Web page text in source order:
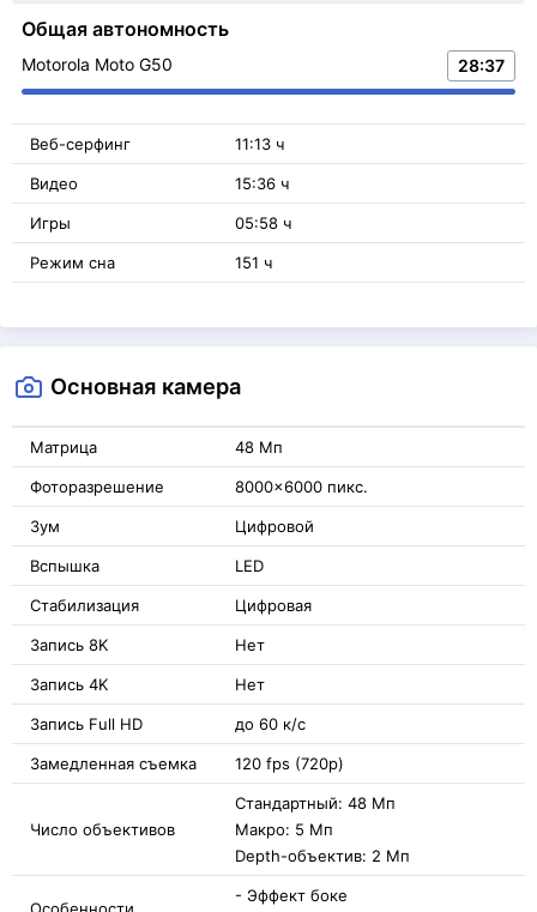
Общая автономность
Motorola Moto G50 28:37
Веб-серфинг 11:13 ч
Видео 15:36 ч
Игры 05:58 ч
Режим сна 151 ч
Основная камера
Матрица 48 Мп
Фоторазрешение 8000x6000 пикс.
Зум Цифровой
Вспышка LED
Стабилизация Цифровая
Запись 8K Нет
Запись 4K Нет
Запись Full HD до 60 к/с
Замедленная съемка 120 fps (720p)
Число объективов
Стандартный: 48 Мп
Макро: 5 Мп
Depth-объектив: 2 Мп
- Эффект боке